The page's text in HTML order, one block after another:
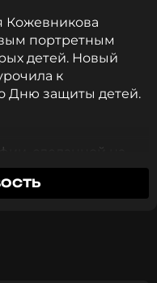
Кожевникова
портретным
детей. Новый
к
Дню защиты детей.
сделанной на
вместе с
рождения),
оказался
по телесериалу